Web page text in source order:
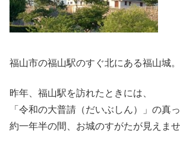
福山市の福山駅のすぐ北にある福山城。
昨年、福山駅を訪れたときには、
「令和の大普請（だいぶしん）」の真っ
約一年半の間、お城のすがたが見えませ